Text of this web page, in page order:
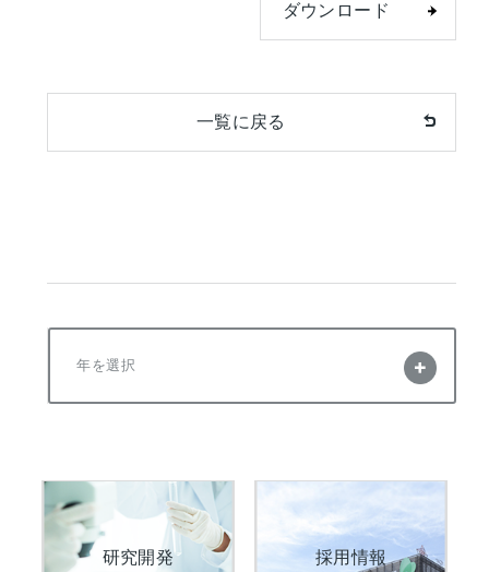
ダウンロード
一覧に戻る
年を選択
研究開発 採用情報